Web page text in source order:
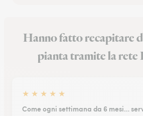
Hanno fatto recapitare
pianta tramite la
★ ★ ★ ★ ★
Come ogni settimana da 6 mesi…